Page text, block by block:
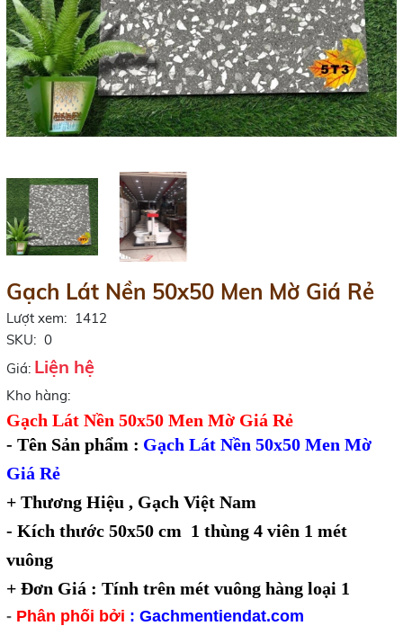
Gạch Lát Nền 50x50 Men Mờ Giá Rẻ
Lượt xem: 1412
SKU: 0
Giá: Liện hệ
Kho hàng:
Gạch Lát Nền 50x50 Men Mờ Giá Rẻ
- Tên Sản phẩm : Gạch Lát Nền 50x50 Men Mờ
Giá Rẻ
+ Thương Hiệu , Gạch Việt Nam
- Kích thước 50x50 cm 1 thùng 4 viên 1 mét
vuông
+ Đơn Giá : Tính trên mét vuông hàng loại 1
- Phân phối bởi : Gachmentiendat.com